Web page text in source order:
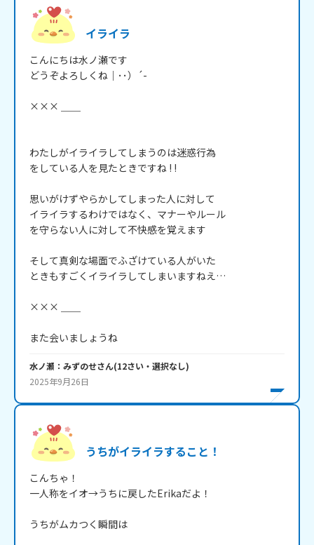
イライラ
こんにちは水ノ瀬です
どうぞよろしくね｜･･）´-
××× ＿＿
わたしがイライラしてしまうのは迷惑行為
をしている人を見たときですね ! !
思いがけずやらかしてしまった人に対して
イライラするわけではなく、マナーやルール
を守らない人に対して不快感を覚えます
そして真剣な場面でふざけている人がいた
ときもすごくイライラしてしまいますねえ…
××× ＿＿
また会いましょうね
水ノ瀬：みずのせさん(12さい・ 選択なし)
2025年9月26日
うちがイライラすること！
こんちゃ！
一人称をイオ→うちに戻したErikaだよ！
うちがムカつく瞬間は